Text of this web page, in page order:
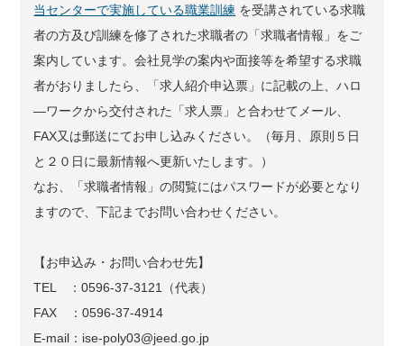
当センターで実施している職業訓練 を受講されている求職
者の方及び訓練を修了された求職者の「求職者情報」をご
案内しています。会社見学の案内や面接等を希望する求職
者がおりましたら、「求人紹介申込票」に記載の上、ハロ
—ワークから交付された「求人票」と合わせてメール、
FAX又は郵送にてお申し込みください。（毎月、原則５日
と２０日に最新情報へ更新いたします。）
なお、「求職者情報」の閲覧にはパスワードが必要となり
ますので、下記までお問い合わせください。
【お申込み・お問い合わせ先】
TEL ：0596-37-3121（代表）
FAX ：0596-37-4914
E-mail：ise-poly03@jeed.go.jp